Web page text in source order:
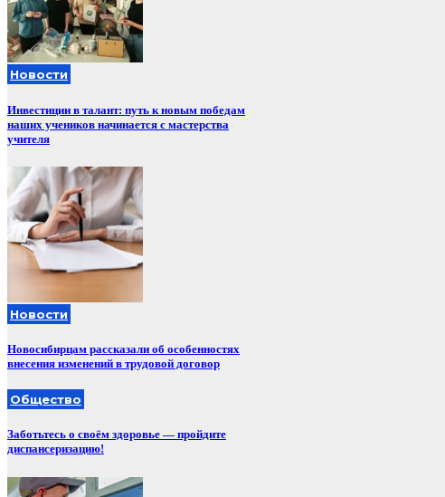
Новости
Инвестиции в талант: путь к новым победам
наших учеников начинается с мастерства
учителя
Новости
Новосибирцам рассказали об особенностях
внесения изменений в трудовой договор
Общество
Заботьтесь о своём здоровье — пройдите
диспансеризацию!